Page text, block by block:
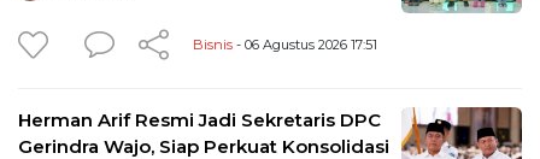
Bisnis - 06 Agustus 2026 17:51
Herman Arif Resmi Jadi Sekretaris DPC
Gerindra Wajo, Siap Perkuat Konsolidasi